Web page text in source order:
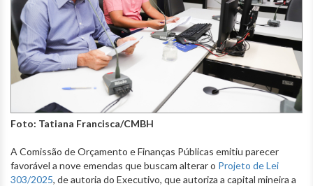
Foto: Tatiana Francisca/CMBH
A Comissão de Orçamento e Finanças Públicas emitiu parecer
favorável a nove emendas que buscam alterar o Projeto de Lei
303/2025, de autoria do Executivo, que autoriza a capital mineira a